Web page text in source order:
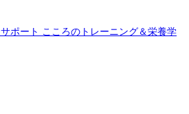
ポート こころのトレーニング＆栄養学